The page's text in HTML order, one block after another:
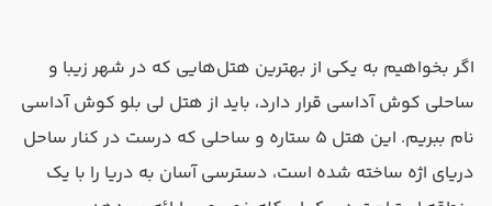
اگر بخواهیم به یکی از بهترین هتل‌هایی که در شهر زیبا و
ساحلی کوش آداسی قرار دارد، باید از هتل لی بلو کوش آداسی
نام ببریم. این هتل ۵ ستاره و ساحلی که درست در کنار ساحل
دریای اژه ساخته شده است، دسترسی آسان به دریا را با یک